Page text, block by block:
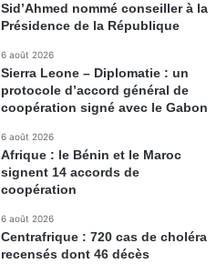
Sid’Ahmed nommé conseiller à la
Présidence de la République
6 août 2026
Sierra Leone – Diplomatie : un
protocole d’accord général de
coopération signé avec le Gabon
6 août 2026
Afrique : le Bénin et le Maroc
signent 14 accords de
coopération
6 août 2026
Centrafrique : 720 cas de choléra
recensés dont 46 décès